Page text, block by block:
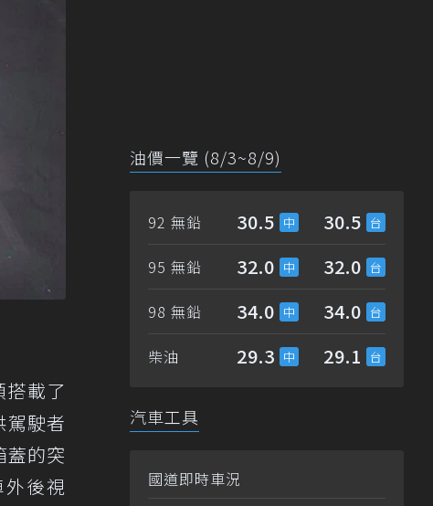
搭載了
駕駛者
蓋的突
後視
油價一覽 (8/3~8/9)
92 無鉛 30.5 30.5
95 無鉛 32.0 32.0
98 無鉛 34.0 34.0
柴油 29.3 29.1
汽車工具
國道即時車況